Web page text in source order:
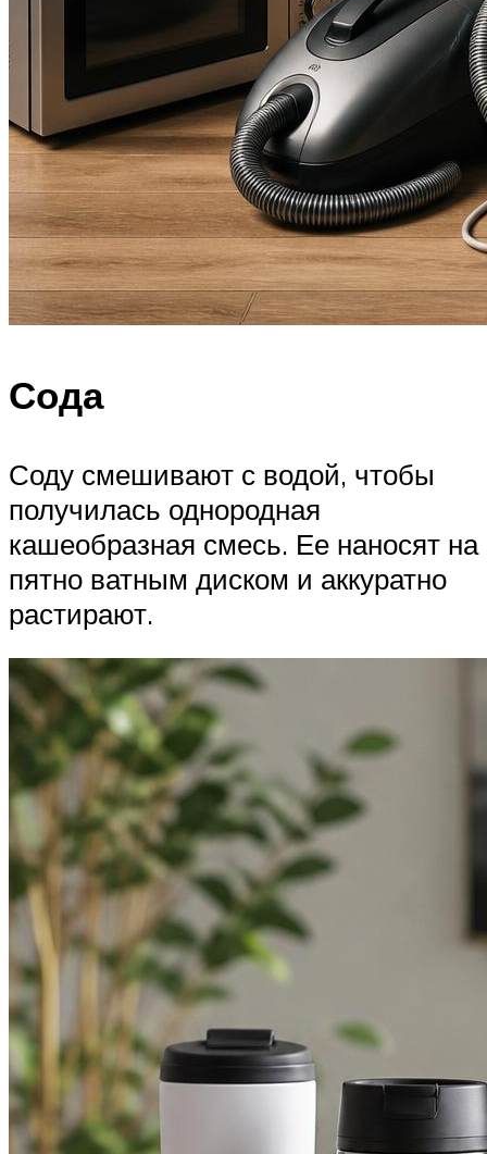
Сода
Соду смешивают с водой, чтобы
получилась однородная
кашеобразная смесь. Ее наносят на
пятно ватным диском и аккуратно
растирают.